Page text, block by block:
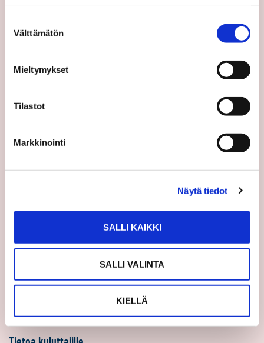
valinta
Välttämätön
Mieltymykset
Tilastot
Markkinointi
Näytä tiedot
SALLI KAIKKI
SALLI VALINTA
KIELLÄ
Medialle
Suosittele
Ajankohtaista
Uratarinat
Välittäjäksi
Yhteistyöyrittäjäksi